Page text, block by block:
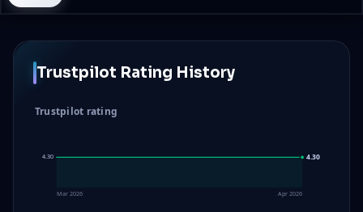
Trustpilot Rating History
Trustpilot rating
4.30
4.30 4.30
Mar 2026 Apr 2026